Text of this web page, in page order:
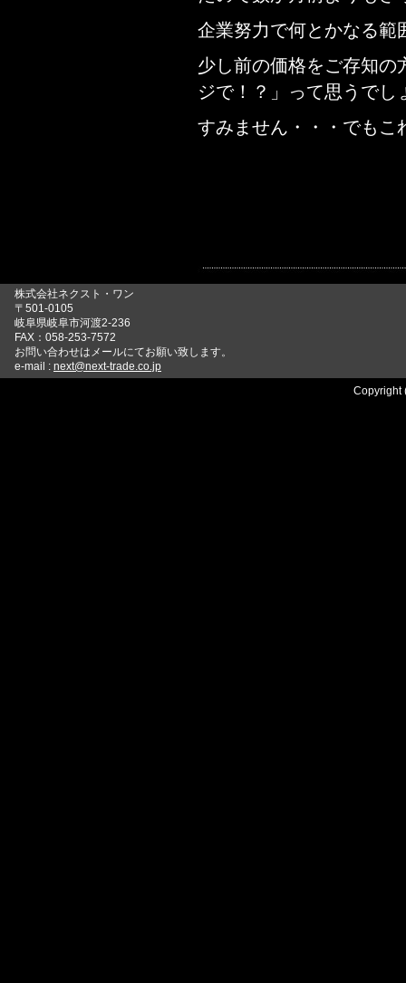
企業努力で何とかなる範
少し前の価格をご存知の
ジで！？」って思うでし
すみません・・・でもこ
株式会社ネクスト・ワン
〒501-0105
岐阜県岐阜市河渡2-236
FAX：058-253-7572
お問い合わせはメールにてお願い致します。
e-mail : next@next-trade.co.jp
Copyright